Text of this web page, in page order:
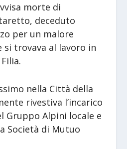
morte di
deceduto
per un malore
trovava al lavoro in
nella Città della
rivestiva l’incarico
Gruppo Alpini locale e
Società di Mutuo